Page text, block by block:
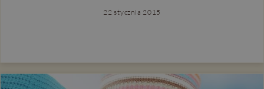
22 stycznia 2015